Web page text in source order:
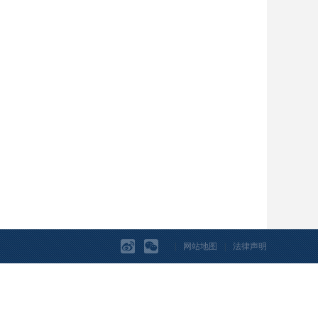
网站地图 法律声明